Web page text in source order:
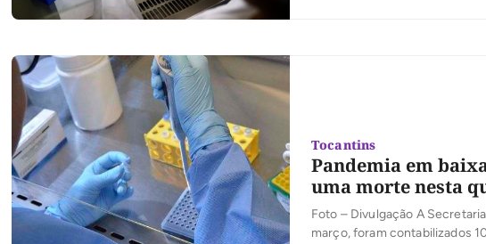
Tocantins
Pandemia em
uma morte nesta
Foto – Divulgação A
março, foram contabilizados